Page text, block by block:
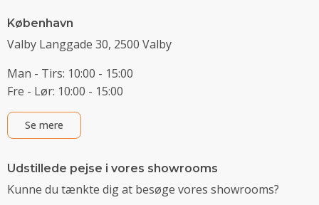
København
Valby Langgade 30, 2500 Valby
Man - Tirs: 10:00 - 15:00
Fre - Lør: 10:00 - 15:00
Se mere
Udstillede pejse i vores showrooms
Kunne du tænkte dig at besøge vores showrooms?